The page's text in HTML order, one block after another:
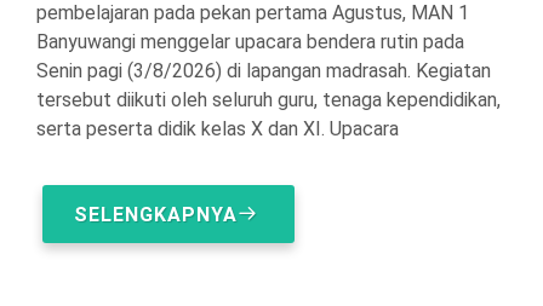
pembelajaran pada pekan pertama Agustus, MAN 1
Banyuwangi menggelar upacara bendera rutin pada
Senin pagi (3/8/2026) di lapangan madrasah. Kegiatan
tersebut diikuti oleh seluruh guru, tenaga kependidikan,
serta peserta didik kelas X dan XI. Upacara
SELENGKAPNYA